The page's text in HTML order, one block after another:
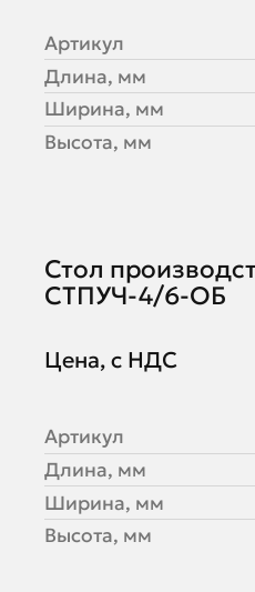
Артикул
Длина, мм
Ширина, мм
Высота, мм
Стол
СТПУЧ-4/6-ОБ
Цена, с НДС
Артикул
Длина, мм
Ширина, мм
Высота, мм